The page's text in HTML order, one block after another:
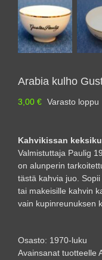
Arabia kulho
3,00 € Varasto loppu
Kahvikissan
Valmistuttaja Paulig
on alunperin
tästä kahvia juo.
tai makeisille kahvin
vain kupinreunuksen
Osasto: 1970-luku
Avainsanat tuotteelle